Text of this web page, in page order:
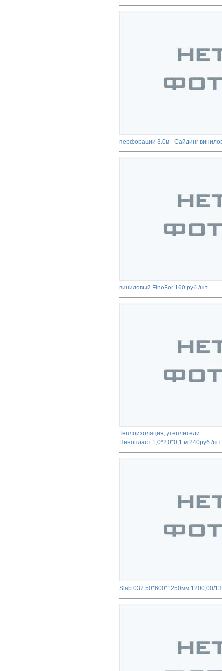
перфорации 3,0м - Сайдинг
виниловый FinеBer 160 руб./шт
Теплоизоляция, утеплители
Пенопласт 1,0*2,0*0,1 м 240руб./шт
Slab 037 50*600*1250мм 1200,00/